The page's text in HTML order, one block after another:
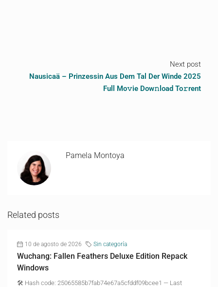
Next post
Nausicaä – Prinzessin Aus Dem Tal Der Winde 2025
Full Mo𝚟ie Dow𝚗load To𝚛rent
Pamela Montoya
Related posts
10 de agosto de 2026 Sin categoría
Wuchang: Fallen Feathers Deluxe Edition Repack
Windows
🛠 Hash code: 25065585b7fab74e67a5cfddf09bcee1 — Last